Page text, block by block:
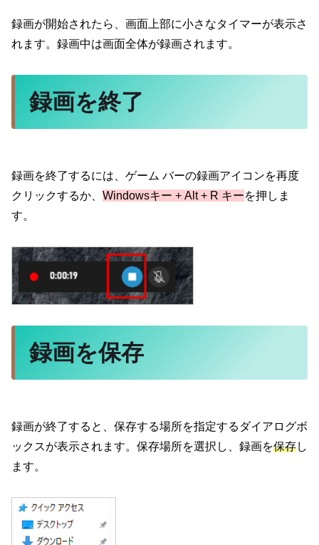
録画が開始されたら、画面上部に小さなタイマーが表示さ
れます。録画中は画面全体が録画されます。
録画を終了
録画を終了するには、ゲーム バーの録画アイコンを再度
クリックするか、 Windowsキー + Alt + R キーを押しま
す。
録画を保存
録画が終了すると、保存する場所を指定するダイアログボ
ックスが表示されます。保存場所を選択し、録画を保存し
ます。